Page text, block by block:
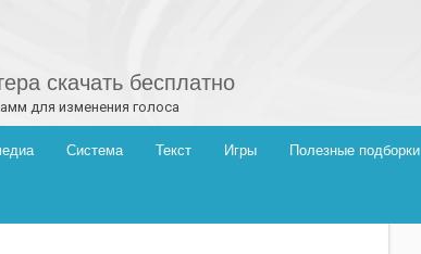
скачать бесплатно
для изменения голоса
Система Текст Игры Полезные подборки